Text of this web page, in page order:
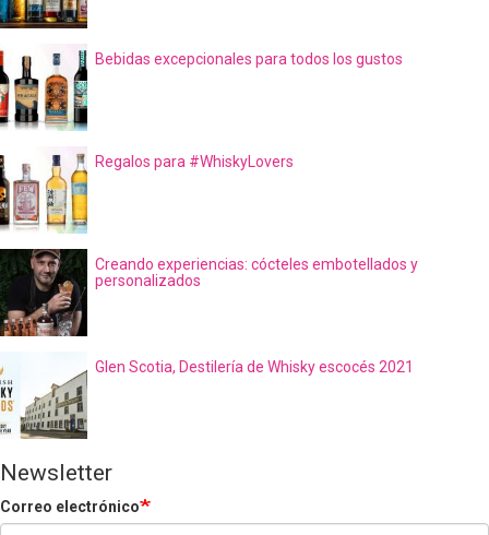
Bebidas excepcionales para todos los gustos
Regalos para #WhiskyLovers
Creando experiencias: cócteles embotellados y
personalizados
Glen Scotia, Destilería de Whisky escocés 2021
Newsletter
Correo electrónico